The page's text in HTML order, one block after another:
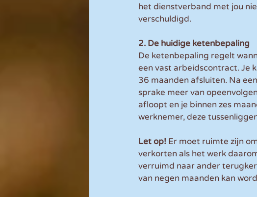
het dienstverband met jou
verschuldigd.
2. De huidige ketenbepaling
De ketenbepaling regelt
een vast arbeidscontract. Je
36 maanden afsluiten. Na
sprake meer van
afloopt en je binnen zes
werknemer, deze
Let op! Er moet ruimte zijn
verkorten als het werk
verruimd naar ander
van negen maanden kan